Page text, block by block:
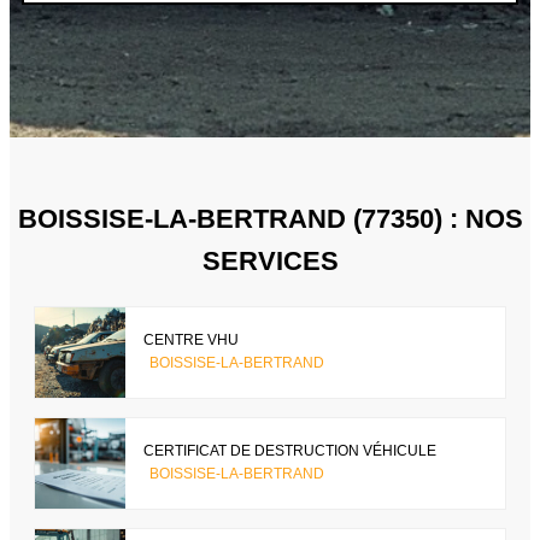
BOISSISE-LA-BERTRAND (77350) : NOS
SERVICES
CENTRE VHU
BOISSISE-LA-BERTRAND
CERTIFICAT DE DESTRUCTION VÉHICULE
BOISSISE-LA-BERTRAND